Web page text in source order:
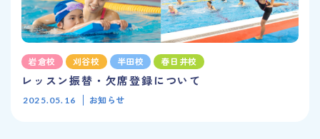
岩倉校 刈谷校 半田校 春日井校
レッスン振替・欠席登録について
2025.05.16 お知らせ